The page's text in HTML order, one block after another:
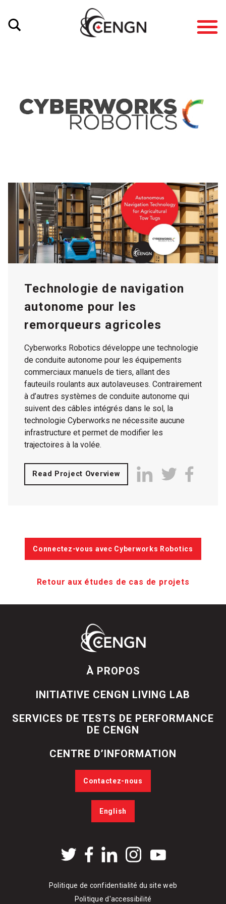
Technologie de navigation
autonome pour les
remorqueurs agricoles
Cyberworks Robotics développe une technologie
de conduite autonome pour les équipements
commerciaux manuels de tiers, allant des
fauteuils roulants aux autolaveuses. Contrairement
à d’autres systèmes de conduite autonome qui
suivent des câbles intégrés dans le sol, la
technologie Cyberworks ne nécessite aucune
infrastructure et permet de modifier les
trajectoires à la volée.
Read Project Overview
Connectez-vous avec Cyberworks Robotics
Retour aux études de cas de projets
À PROPOS
INITIATIVE CENGN LIVING LAB
SERVICES DE TESTS DE PERFORMANCE
DE CENGN
CENTRE D’INFORMATION
Contactez-nous
English
Politique de confidentialité du site web
Politique d'accessibilité